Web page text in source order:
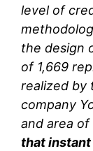
level of
the design
of 1,669
realized by
company
and area of
that instant